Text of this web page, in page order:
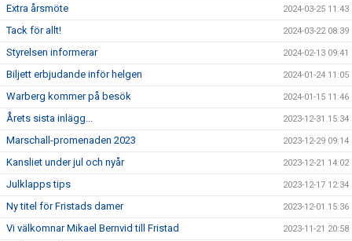
Extra årsmöte 2024-03-25 11:43
Tack för allt! 2024-03-22 08:39
Styrelsen informerar 2024-02-13 09:41
Biljett erbjudande inför helgen 2024-01-24 11:05
Warberg kommer på besök 2024-01-15 11:46
Årets sista inlägg... 2023-12-31 15:34
Marschall-promenaden 2023 2023-12-29 09:14
Kansliet under jul och nyår 2023-12-21 14:02
Julklapps tips 2023-12-17 12:34
Ny titel för Fristads damer 2023-12-01 15:36
Vi välkomnar Mikael Bernvid till Fristad 2023-11-21 20:58